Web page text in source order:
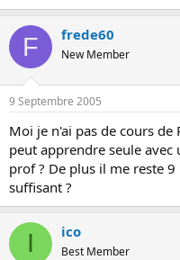
F frede60
New Member
9 Septembre 2005
Moi je n'ai pas de cours de
peut apprendre seule
prof ? De plus il me reste
suffisant ?
I ico
Best Member